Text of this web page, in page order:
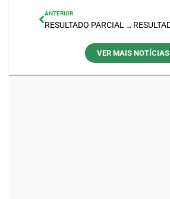
ANTERIOR
RESULTADO PARCIAL – ENTIDADES DESABILITADAS PARA O PLEITO ELEITORAL
VER MAIS NOTÍCIAS